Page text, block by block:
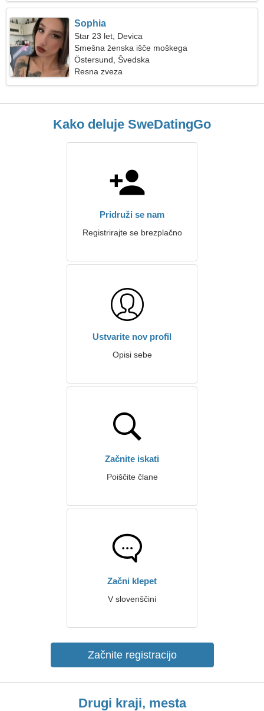
Sophia
Star 23 let, Devica
Smešna ženska išče moškega
Östersund, Švedska
Resna zveza
Kako deluje SweDatingGo
Pridruži se nam
Registrirajte se brezplačno
Ustvarite nov profil
Opisi sebe
Začnite iskati
Poiščite člane
Začni klepet
V slovenščini
Začnite registracijo
Drugi kraji, mesta